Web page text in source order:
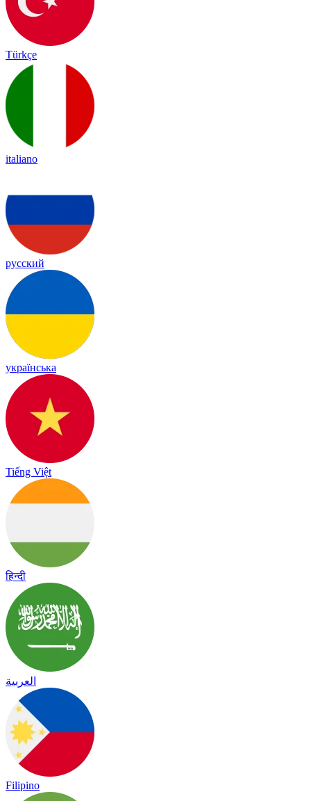
Türkçe
italiano
русский
українська
Tiếng Việt
हिन्दी
العربية
Filipino